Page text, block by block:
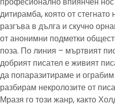
дитирамба, която от
разгъва в дълга и скучно
от анонимни подметки
поза. По линия – мъртвият
добрият писател е живият
да попаразитираме и
разбирам некролозите от
Мразя го този жанр, както